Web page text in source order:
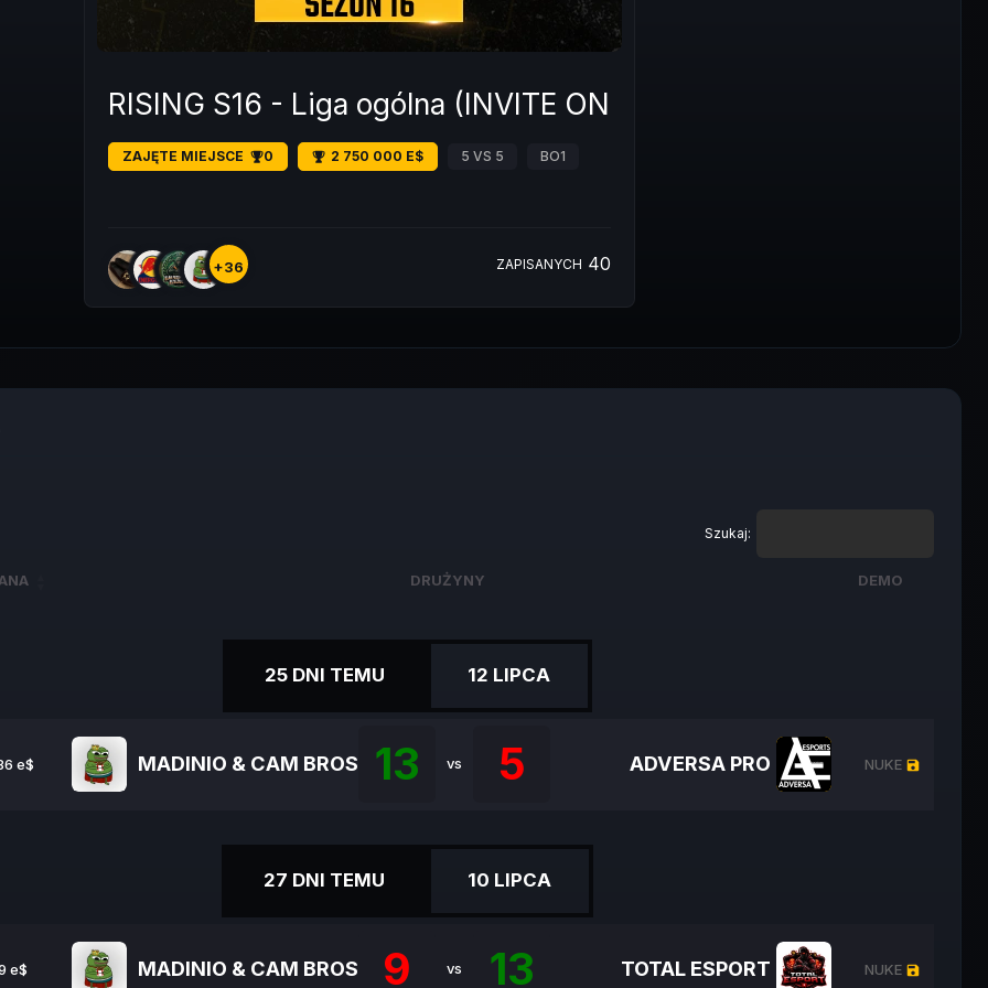
RISING S16 - Liga ogólna (INVITE ONLY)
ZAJĘTE MIEJSCE 0 2 750 000 E$ 5 VS 5 BO1
+36 ZAPISANYCH 40
Szukaj:
DRUŻYNY
DEMO
25 DNI TEMU 12 LIPCA
e$ MADINIO & CAM BROS 13 vs 5 ADVERSA PRO NUKE save
27 DNI TEMU 10 LIPCA
e$ MADINIO & CAM BROS 9 vs 13 TOTAL ESPORT NUKE save